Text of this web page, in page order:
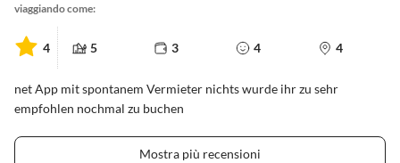
viaggiando come:
4 5 3 4 4
net App mit spontanem Vermieter nichts wurde ihr zu sehr
empfohlen nochmal zu buchen
Mostra più recensioni